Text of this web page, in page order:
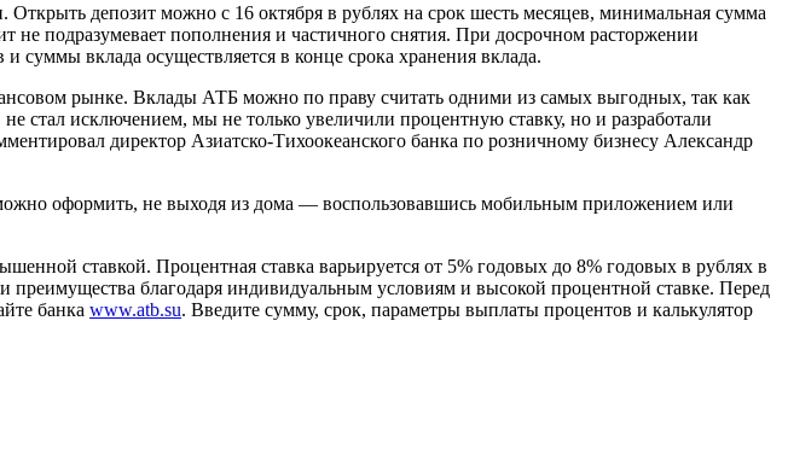
депозит можно с 16 октября в рублях на срок шесть месяцев, минимальная сумма
не подразумевает пополнения и частичного снятия. При досрочном расторжении
вклада осуществляется в конце срока хранения вклада.
рынке. Вклады АТБ можно по праву считать одними из самых выгодных, так как
стал исключением, мы не только увеличили процентную ставку, но и разработали
директор Азиатско-Тихоокеанского банка по розничному бизнесу Александр
оформить, не выходя из дома — воспользовавшись мобильным приложением или
ставкой. Процентная ставка варьируется от 5% годовых до 8% годовых в рублях в
благодаря индивидуальным условиям и высокой процентной ставке. Перед
банка www.atb.su. Введите сумму, срок, параметры выплаты процентов и калькулятор